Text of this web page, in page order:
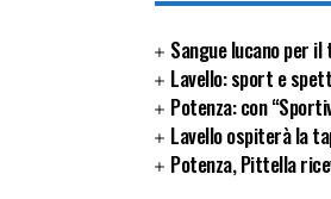
Sangue lucano per
Lavello: sport e
Potenza: con
Lavello ospiterà la
Potenza, Pittella